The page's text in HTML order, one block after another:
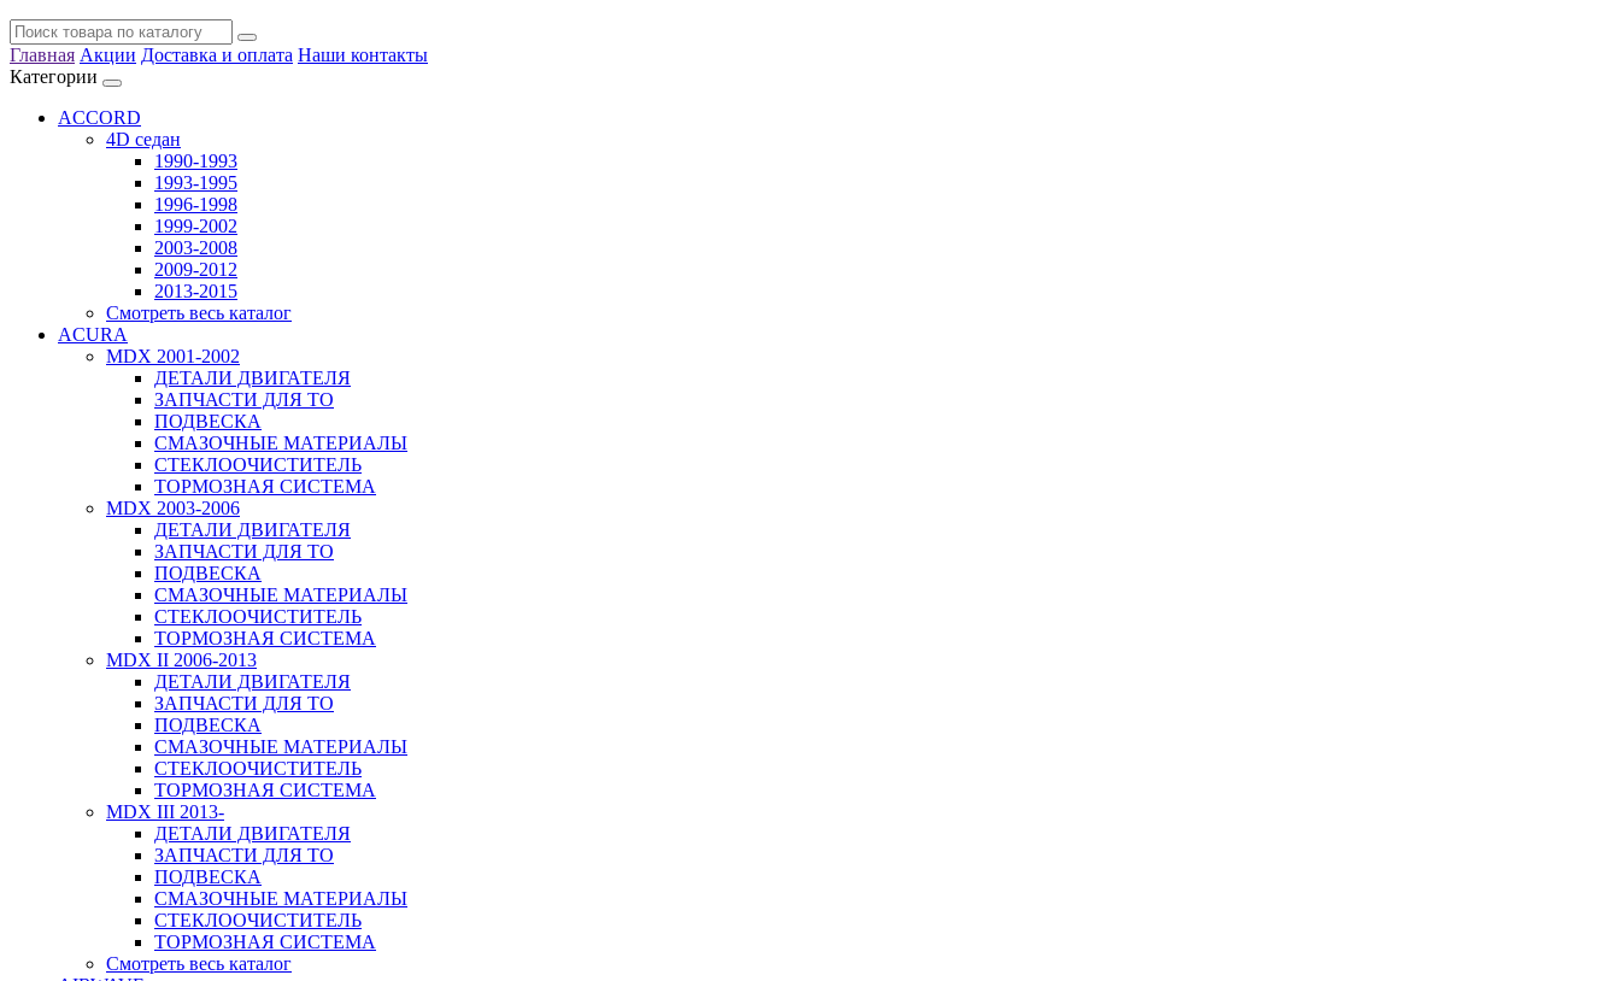
Главная Акции Доставка и оплата Наши контакты
Категории
ACCORD
4D седан
1990-1993
1993-1995
1996-1998
1999-2002
2003-2008
2009-2012
2013-2015
Смотреть весь каталог
ACURA
MDX 2001-2002
ДЕТАЛИ ДВИГАТЕЛЯ
ЗАПЧАСТИ ДЛЯ ТО
ПОДВЕСКА
СМАЗОЧНЫЕ МАТЕРИАЛЫ
СТЕКЛООЧИСТИТЕЛЬ
ТОРМОЗНАЯ СИСТЕМА
MDX 2003-2006
ДЕТАЛИ ДВИГАТЕЛЯ
ЗАПЧАСТИ ДЛЯ ТО
ПОДВЕСКА
СМАЗОЧНЫЕ МАТЕРИАЛЫ
СТЕКЛООЧИСТИТЕЛЬ
ТОРМОЗНАЯ СИСТЕМА
MDX II 2006-2013
ДЕТАЛИ ДВИГАТЕЛЯ
ЗАПЧАСТИ ДЛЯ ТО
ПОДВЕСКА
СМАЗОЧНЫЕ МАТЕРИАЛЫ
СТЕКЛООЧИСТИТЕЛЬ
ТОРМОЗНАЯ СИСТЕМА
MDX III 2013-
ДЕТАЛИ ДВИГАТЕЛЯ
ЗАПЧАСТИ ДЛЯ ТО
ПОДВЕСКА
СМАЗОЧНЫЕ МАТЕРИАЛЫ
СТЕКЛООЧИСТИТЕЛЬ
ТОРМОЗНАЯ СИСТЕМА
Смотреть весь каталог